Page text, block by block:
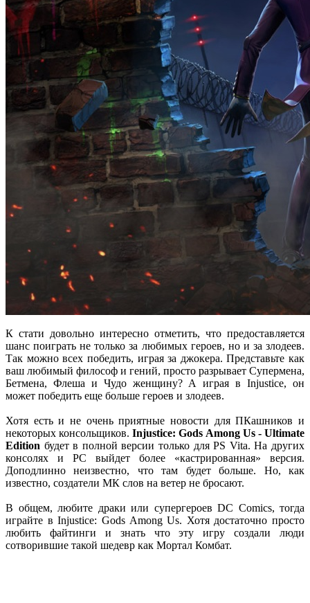
К стати довольно интересно отметить, что предоставляется
шанс поиграть не только за любимых героев, но и за злодеев.
Так можно всех победить, играя за джокера. Представьте как
ваш любимый философ и гений, просто разрывает Супермена,
Бетмена, Флеша и Чудо женщину? А играя в Injustice, он
может победить еще больше героев и злодеев.
Хотя есть и не очень приятные новости для ПКашников и
некоторых консольщиков.Injustice: Gods Among Us - Ultimate
Edition будет в полной версии только для PS Vita. На других
консолях и PC выйдет более «кастрированная» версия.
Доподлинно неизвестно, что там будет больше. Но, как
известно, создатели МК слов на ветер не бросают.
В общем, любите драки или супергероев DC Comics, тогда
играйте в Injustice: Gods Among Us. Хотя достаточно просто
любить файтинги и знать что эту игру создали люди
сотворившие такой шедевр как Мортал Комбат.